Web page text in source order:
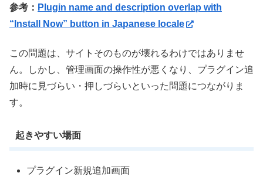
参考： Plugin name and description overlap with
“Install Now” button in Japanese locale
この問題は、サイトそのものが壊れるわけではありませ
ん。しかし、管理画面の操作性が悪くなり、プラグイン追
加時に見づらい・押しづらいといった問題につながりま
す。
起きやすい場面
プラグイン新規追加画面